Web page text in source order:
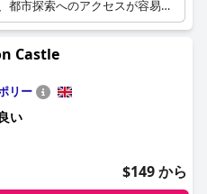
都市探索へのアクセスが容易で
い滞在を提供します。
Castle
リー
い
$149 から